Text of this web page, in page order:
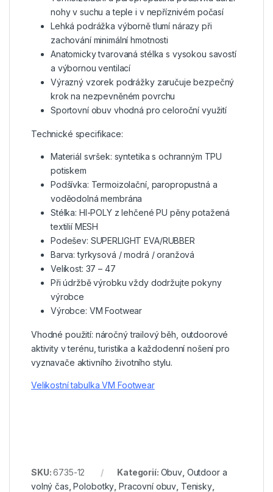
nohy v suchu a teple i v nepříznivém počasí
Lehká podrážka výborně tlumí nárazy při
zachování minimální hmotnosti
Anatomicky tvarovaná stélka s vysokou savostí
a výbornou ventilací
Výrazný vzorek podrážky zaručuje bezpečný
krok na nezpevněném povrchu
Sportovní obuv vhodná pro celoroční využití
Technické specifikace:
Materiál svršek: syntetika s ochranným TPU
potiskem
Podšívka: Termoizolační, paropropustná a
voděodolná membrána
Stélka: HI-POLY z lehčené PU pěny potažená
textilií MESH
Podešev: SUPERLIGHT EVA/RUBBER
Barva: tyrkysová / modrá / oranžová
Velikost: 37 – 47
Při údržbě výrobku vždy dodržujte pokyny
výrobce
Výrobce: VM Footwear
Vhodné použití: náročný trailový běh, outdoorové
aktivity v terénu, turistika a každodenní nošení pro
vyznavače aktivního životního stylu.
Velikostní tabulka VM Footwear
SKU:6735-12 Kategorií: Obuv, Outdoor a
volný čas ,Polobotky Pracovní obuv Tenisky,